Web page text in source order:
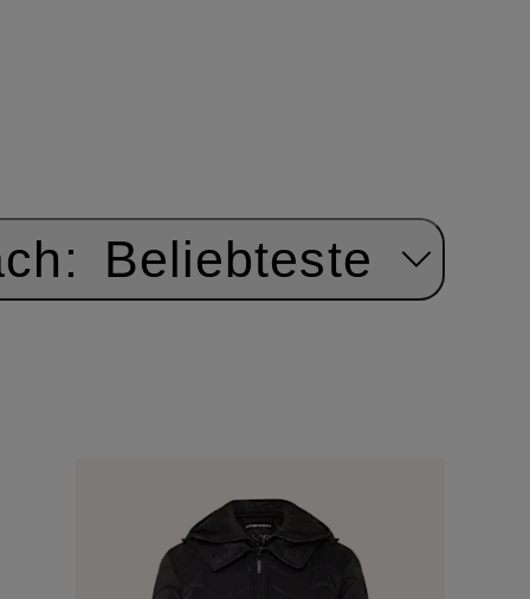
Beliebteste